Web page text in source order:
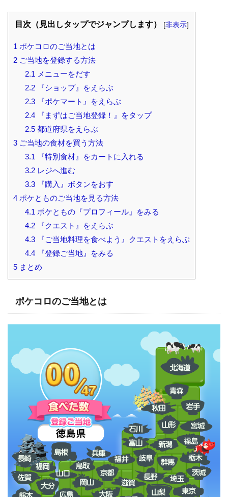
目次（見出しタップでジャンプします） [非表示]
1 ポケコロのご当地とは
2 ご当地を登録する方法
2.1メニューをだす
2.2『ショップ』をえらぶ
2.3『ポケマート』をえらぶ
2.4『まずはご当地登録！』をタップ
2.5都道府県をえらぶ
3 ご当地の食材を買う方法
3.1『特別食材』をカートに入れる
3.2レジへ進む
3.3『購入』ボタンをおす
4 ポケとものご当地を見る方法
4.1ポケともの『プロフィール』をみる
4.2『クエスト』をえらぶ
4.3『ご当地料理を食べよう』クエストをえらぶ
4.4『登録ご当地』をみる
5 まとめ
ポケコロのご当地とは